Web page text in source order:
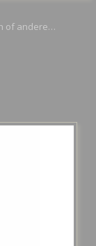
of andere…